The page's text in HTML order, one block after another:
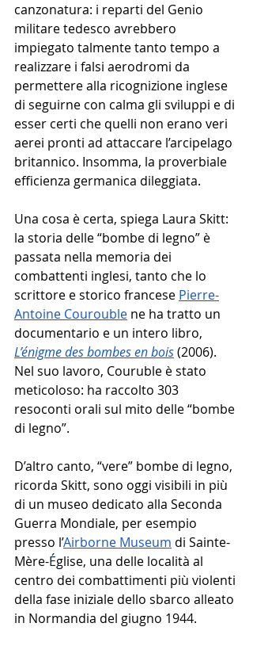
canzonatura: i reparti del Genio
militare tedesco avrebbero
impiegato talmente tanto tempo a
realizzare i falsi aerodromi da
permettere alla ricognizione inglese
di seguirne con calma gli sviluppi e di
esser certi che quelli non erano veri
aerei pronti ad attaccare l’arcipelago
britannico. Insomma, la proverbiale
efficienza germanica dileggiata.
Una cosa è certa, spiega Laura Skitt:
la storia delle “bombe di legno” è
passata nella memoria dei
combattenti inglesi, tanto che lo
scrittore e storico francese Pierre-
Antoine Courouble ne ha tratto un
documentario e un intero libro,
L’énigme des bombes en bois (2006).
Nel suo lavoro, Couruble è stato
meticoloso: ha raccolto 303
resoconti orali sul mito delle “bombe
di legno”.
D’altro canto, “vere” bombe di legno,
ricorda Skitt, sono oggi visibili in più
di un museo dedicato alla Seconda
Guerra Mondiale, per esempio
presso l’Airborne Museum di Sainte-
Mère-Église, una delle località al
centro dei combattimenti più violenti
della fase iniziale dello sbarco alleato
in Normandia del giugno 1944.